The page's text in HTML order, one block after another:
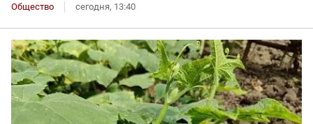
Общество сегодня, 13:40